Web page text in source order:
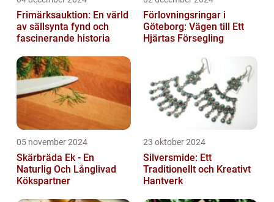
Frimärksauktion: En värld
av sällsynta fynd och
fascinerande historia
Förlovningsringar i
Göteborg: Vägen till Ett
Hjärtas Försegling
05 november 2024
Skärbräda Ek - En
Naturlig Och Långlivad
Kökspartner
23 oktober 2024
Silversmide: Ett
Traditionellt och Kreativt
Hantverk